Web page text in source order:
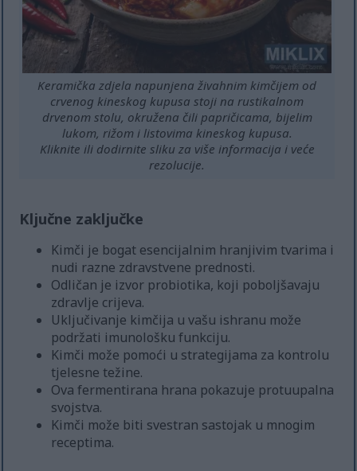
Keramička zdjela napunjena živahnim kimčijem od
crvenog kineskog kupusa stoji na rustikalnom
drvenom stolu, okružena čili papričicama, bijelim
lukom, rižom i listovima kineskog kupusa.
Kliknite ili dodirnite sliku za više informacija i veće
rezolucije.
Ključne zaključke
Kimči je bogat esencijalnim hranjivim tvarima i
nudi razne zdravstvene prednosti.
Odličan je izvor probiotika, koji poboljšavaju
zdravlje crijeva.
Uključivanje kimčija u vašu ishranu može
podržati imunološku funkciju.
Kimči može pomoći u strategijama za kontrolu
tjelesne težine.
Ova fermentirana hrana pokazuje protuupalna
svojstva.
Kimči može biti svestran sastojak u mnogim
receptima.